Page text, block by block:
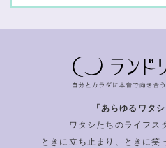
「あらゆるワタ
ワタシたちのライフス
ときに立ち止まり、ときに笑